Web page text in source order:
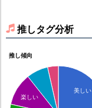
推しタグ分析
推し傾向
美しい
楽しい